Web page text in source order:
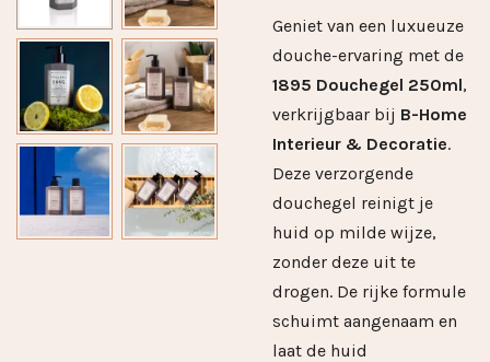
Geniet van een luxueuze
douche-ervaring met de
1895 Douchegel 250ml,
verkrijgbaar bij B-Home
Interieur & Decoratie.
Deze verzorgende
douchegel reinigt je
huid op milde wijze,
zonder deze uit te
drogen. De rijke formule
schuimt aangenaam en
laat de huid